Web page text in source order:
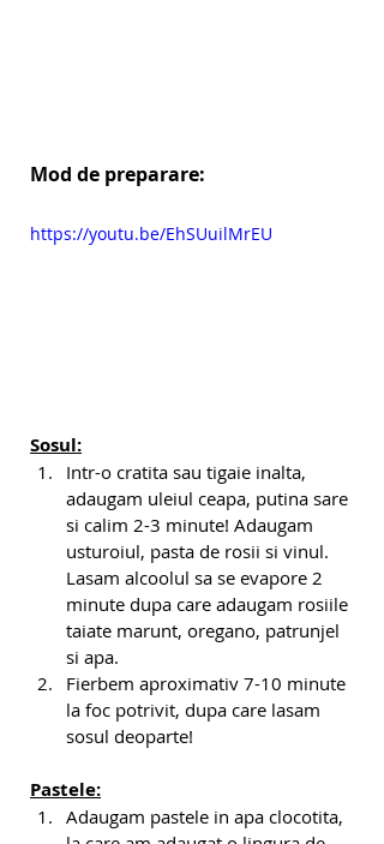
Mod de preparare:
https://youtu.be/EhSUuilMrEU
Sosul:
Intr-o cratita sau tigaie inalta,
adaugam uleiul ceapa, putina sare
si calim 2-3 minute! Adaugam
usturoiul, pasta de rosii si vinul.
Lasam alcoolul sa se evapore 2
minute dupa care adaugam rosiile
taiate marunt, oregano, patrunjel
si apa.
Fierbem aproximativ 7-10 minute
la foc potrivit, dupa care lasam
sosul deoparte!
Pastele:
Adaugam pastele in apa clocotita,